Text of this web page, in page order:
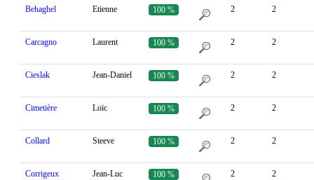
Behaghel Etienne 100 % 2 2
Carcagno Laurent 100 % 2 2
Cieslak Jean-Daniel 100 % 2 2
Cimetière Loïc 100 % 2 2
Collard Steeve 100 % 2 2
Corrigeux Jean-Luc 100 % 2 2